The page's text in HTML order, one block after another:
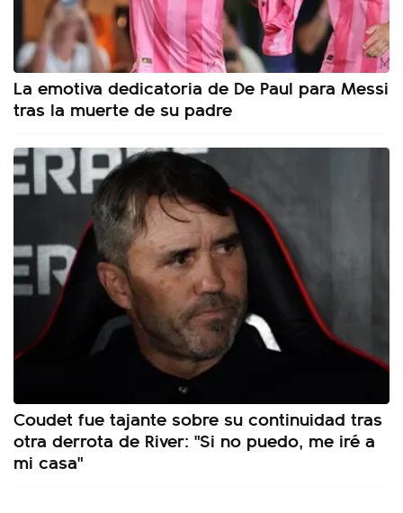
La emotiva dedicatoria de De Paul para Messi
tras la muerte de su padre
Coudet fue tajante sobre su continuidad tras
otra derrota de River: "Si no puedo, me iré a
mi casa"